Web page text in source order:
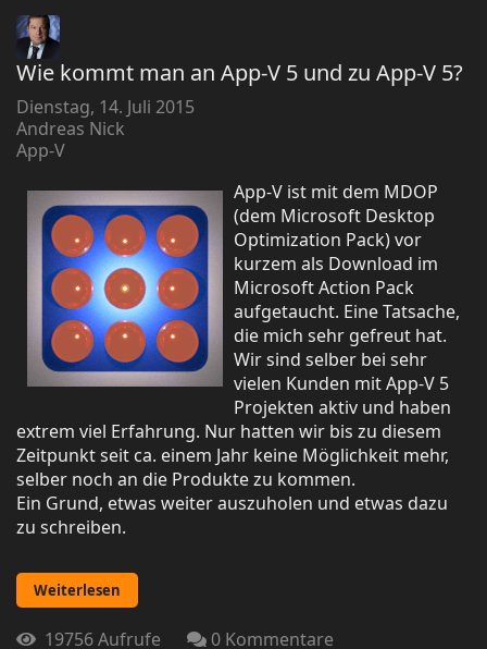
Wie kommt man an App-V 5 und zu App-V 5?
Dienstag, 14. Juli 2015
Andreas Nick
App-V
App-V ist mit dem MDOP
(dem Microsoft Desktop
Optimization Pack) vor
kurzem als Download im
Microsoft Action Pack
aufgetaucht. Eine Tatsache,
die mich sehr gefreut hat.
Wir sind selber bei sehr
vielen Kunden mit App-V 5
Projekten aktiv und haben
extrem viel Erfahrung. Nur hatten wir bis zu diesem
Zeitpunkt seit ca. einem Jahr keine Möglichkeit mehr,
selber noch an die Produkte zu kommen.
Ein Grund, etwas weiter auszuholen und etwas dazu
zu schreiben.
Weiterlesen
19756 Aufrufe 0 Kommentare